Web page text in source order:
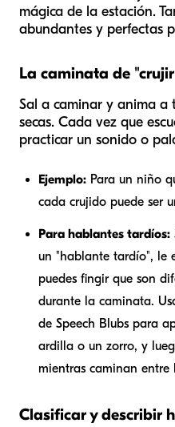
mágica de la estación.
abundantes y perfectas
La caminata de
Sal a caminar y anima a
secas. Cada vez que
practicar un sonido o
Ejemplo: Para un niño
cada crujido puede ser
Para hablantes tardíos:
un "hablante tardío", le
puedes fingir que son
durante la caminata.
de Speech Blubs para
ardilla o un zorro, y
mientras caminan entre
Clasificar y describir